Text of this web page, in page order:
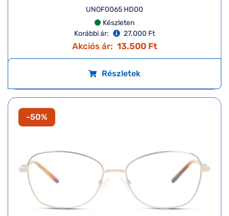
UNOF0065 HD00
Készleten
Korábbi ár:
27.000 Ft
Akciós ár: 13.500 Ft
Részletek
-50%